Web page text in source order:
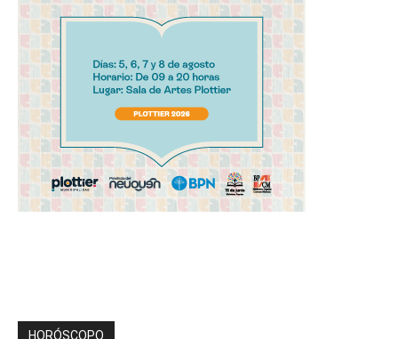
HORÓSCOPO